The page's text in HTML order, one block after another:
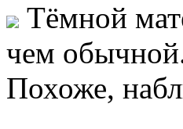
Тёмной
чем
Похоже,